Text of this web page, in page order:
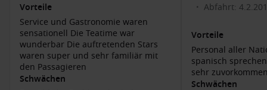
Bootstouren im Amazonasgebiet
: Nehmen Sie an einer
geführten Bootstour auf dem Amazonas teil, um die
beeindruckende Flora und Fauna zu erleben. Beobachten
Sie exotische Tiere und besuchen Sie umliegende Dörfer.
Kulturelle Workshops
: Nehmen Sie an Workshops teil, in
denen Sie mehr über lokale Handwerkskunst und Folklore
Vorteile
Service und Gastronomie waren
sensationell Die Teatime war
wunderbar Die auftretenden Stars
waren super und sehr familiär mit
den Passagieren
Schwächen
• Abfahrt:
Vorteile
Personal aller
spanisch
sehr
Schwächen